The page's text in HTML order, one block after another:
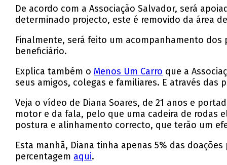
De acordo com a Associação Salvador, será
determinado projecto, este é removido da área
Finalmente, será feito um acompanhamento
beneficiário.
Explica também oMenos Um Carro que a
seus amigos, colegas e familiares. E através
Veja o vídeo de Diana Soares, de 21 anos e
motor e da fala, pelo que uma cadeira de rodas
postura e alinhamento correcto, que terão um
Esta manhã, Diana tinha apenas 5% das
percentagem aqui.